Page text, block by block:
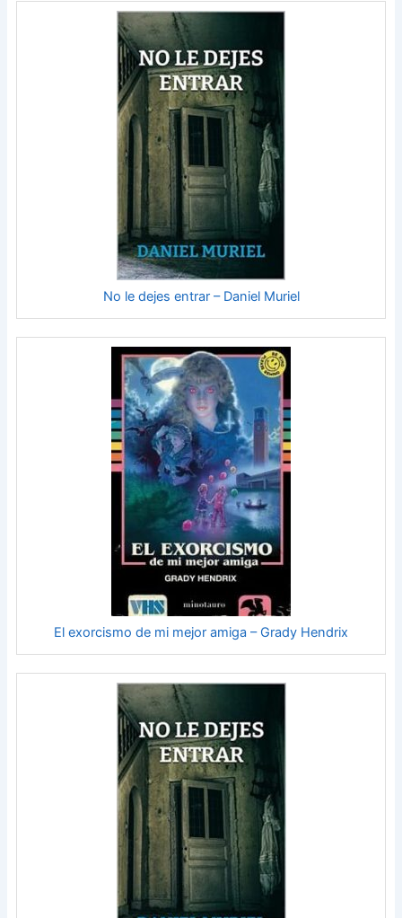
No le dejes entrar – Daniel Muriel
El exorcismo de mi mejor amiga – Grady Hendrix